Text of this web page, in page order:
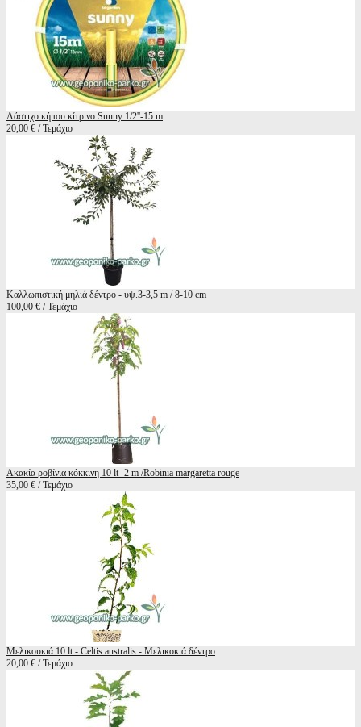
Λάστιχο κήπου κίτρινο Sunny 1/2''-15 m
20,00 € / Τεμάχιο
Καλλωπιστική μηλιά δέντρο - υψ.3-3,5 m / 8-10 cm
100,00 € / Τεμάχιο
Ακακία ροβίνια κόκκινη 10 lt -2 m /Robinia margaretta rouge
35,00 € / Τεμάχιο
Μελικουκιά 10 lt - Celtis australis - Μελικοκιά δέντρο
20,00 € / Τεμάχιο